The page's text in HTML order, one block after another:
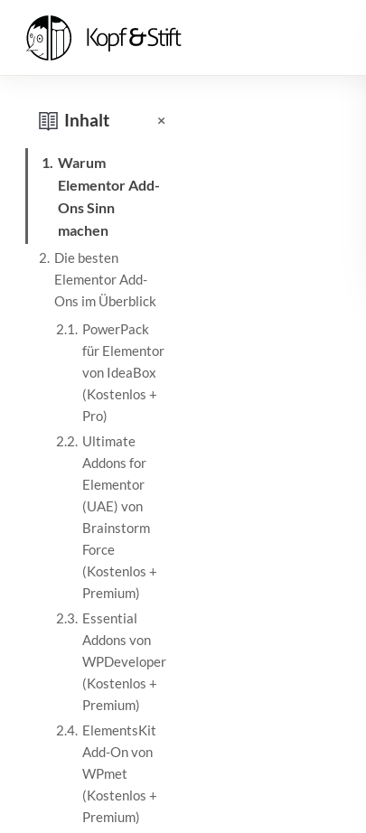
Inhalt ×
1. Warum
Elementor Add-
Ons Sinn
machen
2. Die besten
Elementor Add-
Ons im Überblick
2.1. PowerPack
für Elementor
von IdeaBox
(Kostenlos +
Pro)
2.2. Ultimate
Addons for
Elementor
(UAE) von
Brainstorm
Force
(Kostenlos +
Premium)
2.3. Essential
Addons von
WPDeveloper
(Kostenlos +
Premium)
2.4. ElementsKit
Add-On von
WPmet
(Kostenlos +
Premium)